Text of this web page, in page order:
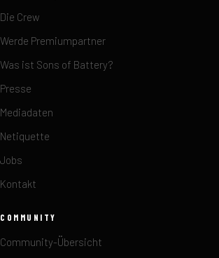
Die Crew
Werde Premiumpartner
Was ist Sons of Battery?
Presse
Mediadaten
Netiquette
Jobs
Kontakt
COMMUNITY
Community-Übersicht